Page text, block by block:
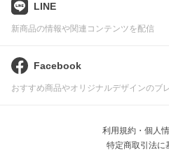
LINE
新商品の情報や関連コンテンツを配信
Facebook
おすすめ商品やオリジナルデザインのブ
利用規約・個人
特定商取引法に